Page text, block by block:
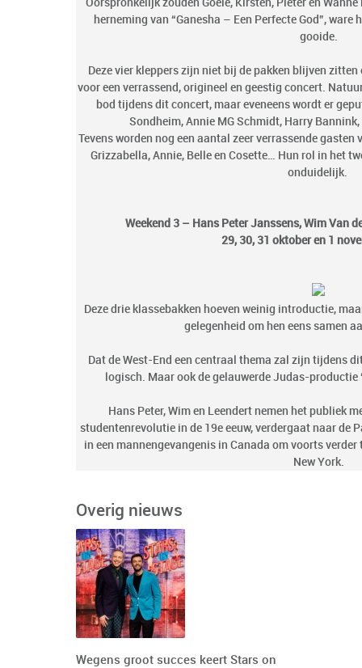
Oorspronkelijk zouden Goele, Kirsten, Pieter en
herneming van “Ganesha – Een Perfecte God”,
gooide.
Deze vier kleppers zijn niet bij de pakken blijven
voor een verrassend, origineel en geestig concert.
bod tijdens dit concert, maar eveneens wordt er
Sondheim, Annie MG Schmidt, Harry
Tevens worden nog een aantal zeer verrassende gasten
Grizzabella, Annie, Belle en Cosette… Hun rol in het
onduidelijk.
Weekend 3 – Hans Peter Janssens, Wim Van
29, 30, 31 oktober en 1
Deze drie klassebakken hoeven weinig introductie,
gelegenheid om hen eens samen
Dat de West-End een centraal thema zal zijn tijdens
logisch. Maar ook de gelauwerde Judas-productie
Hans Peter, Wim en Leendert nemen het publiek
studentenrevolutie in de 19eeeuw, verdergaat naar de
in een mannengevangenis in Canada om voorts verder
New York.
Overig nieuws
Wegens groot succes keert Stars on